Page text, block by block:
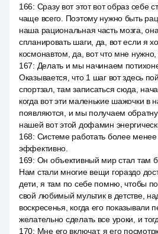
166: Сразу вот этот вот образ себе
чаще всего. Поэтому нужно быть
наша рациональная часть мозга,
спланировать шаги, да, вот если я
космонавтом, да, вот что мне нужно,
167: Делать и мы начинаем
Оказывается, что 1 шаг вот здесь
спортзал, там записаться сюда,
когда вот эти маленькие шажочки в
появляются, и мы получаем
нашей вот этой дофамин
168: Системе работать более менее
эффективно.
169: Он объективный мир стал там
Нам стали многие вещи гораздо
дети, я там по себе помню, чтобы
свой любимый мультик в детстве,
воскресенья, когда его показывали
желательно сделать все уроки, и
170: Мне его включат, я его